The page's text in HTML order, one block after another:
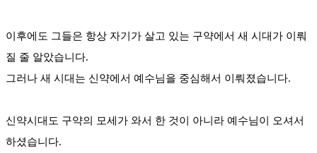
이후에도 그들은 항상 자기가 살고 있는 구약에서 새 시대가 이뤄
질 줄 알았습니다.
그러나 새 시대는 신약에서 예수님을 중심해서 이뤄졌습니다.
신약시대도 구약의 모세가 와서 한 것이 아니라 예수님이 오셔서
하셨습니다.